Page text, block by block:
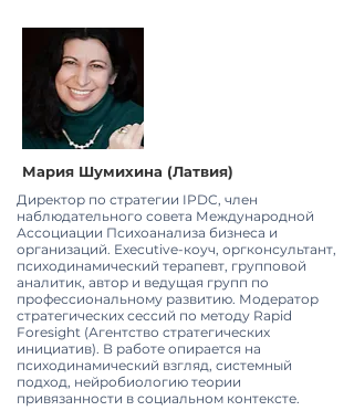
Мария Шумихина (Латвия)
Директор по стратегии IPDC, член
наблюдательного совета Международной
Ассоциации Психоанализа бизнеса и
организаций. Executive-коуч, оргконсультант,
психодинамический терапевт, групповой
аналитик, автор и ведущая групп по
профессиональному развитию. Модератор
стратегических сессий по методу Rapid
Foresight (Агентство стратегических
инициатив). В работе опирается на
психодинамический взгляд, системный
подход, нейробиологию теории
привязанности в социальном контексте.